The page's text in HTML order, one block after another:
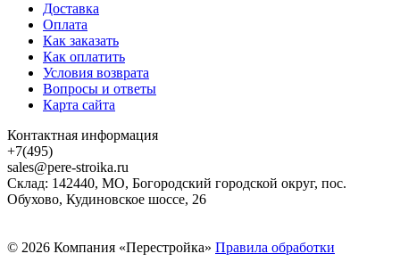
Доставка
Оплата
Как заказать
Как оплатить
Условия возврата
Вопросы и ответы
Карта сайта
Контактная информация
+7(495)
sales@pere-stroika.ru
Склад: 142440, МО, Богородский городской округ, пос.
Обухово, Кудиновское шоссе, 26
© 2026 Компания «Перестройка» Правила обработки